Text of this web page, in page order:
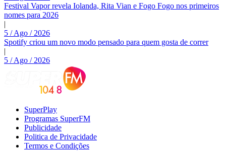
Festival Vapor revela Iolanda, Rita Vian e Fogo Fogo nos primeiros
nomes para 2026
|
5 / Ago / 2026
Spotify criou um novo modo pensado para quem gosta de correr
|
5 / Ago / 2026
SuperPlay
Programas SuperFM
Publicidade
Politica de Privacidade
Termos e Condições